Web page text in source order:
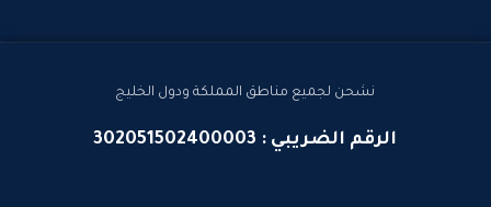
نشحن لجميع مناطق المملكة ودول الخليج
الرقم الضريبي : 302051502400003